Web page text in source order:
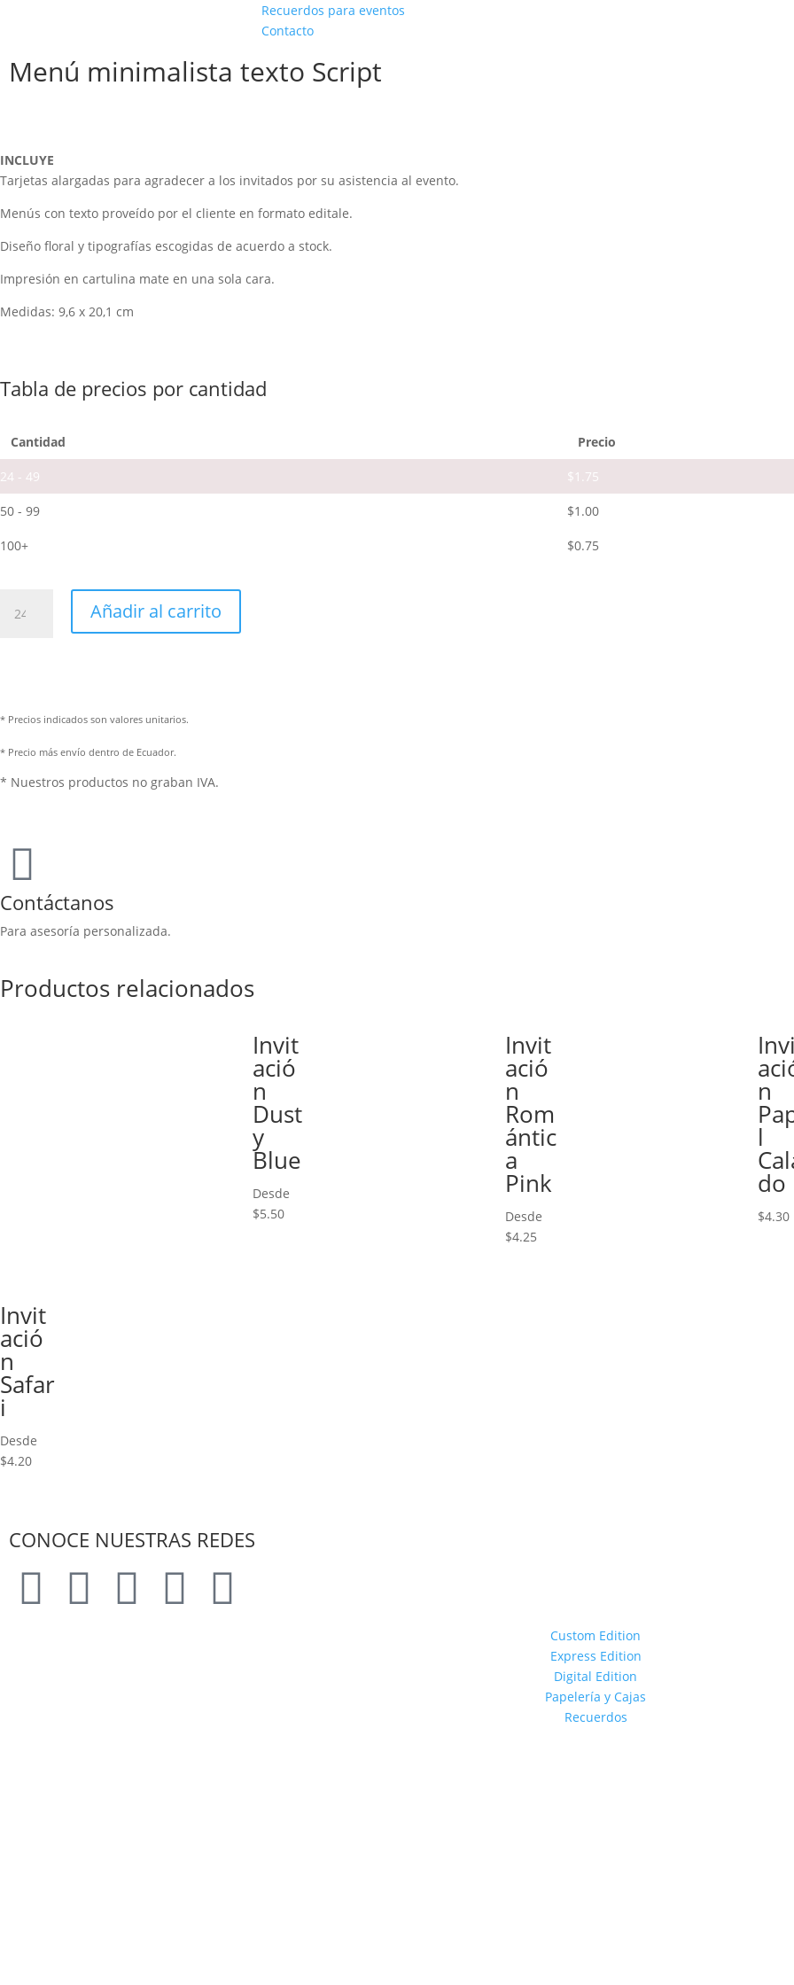
Recuerdos para eventos
Contacto
Menú minimalista texto Script
INCLUYE
Tarjetas alargadas para agradecer a los invitados por su asistencia al evento.
Menús con texto proveído por el cliente en formato editale.
Diseño floral y tipografías escogidas de acuerdo a stock.
Impresión en cartulina mate en una sola cara.
Medidas: 9,6 x 20,1 cm
Tabla de precios por cantidad
Cantidad Precio
24 - 49 $ 1.75
50 - 99 $1.00
100+ $0.75
Añadir al carrito
* Precios indicados son valores unitarios.
* Precio más envío dentro de Ecuador.
* Nuestros productos no graban IVA.
Contáctanos
Para asesoría personalizada.
Productos relacionados
Invit
ació
n
Dust
y
Blue
Desde
$5.50
Invit
ació
n
Rom
ántic
a
Pink
Desde
$4.25
n
l
do
$4.30
Invit
ació
n
Safar
i
Desde
$4.20
CONOCE NUESTRAS REDES
Custom Edition
Express Edition
Digital Edition
Papelería y Cajas
Recuerdos